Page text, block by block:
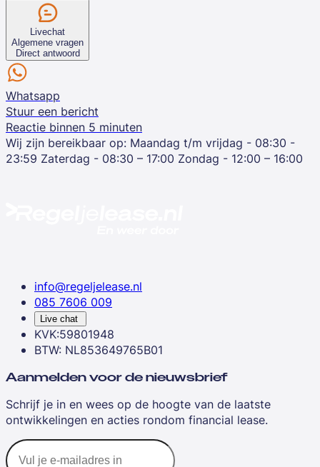
Livechat
Algemene vragen
Direct antwoord
Whatsapp
Stuur een bericht
Reactie binnen 5 minuten
Wij zijn bereikbaar op: Maandag t/m vrijdag - 08:30 -
23:59 Zaterdag - 08:30 – 17:00 Zondag - 12:00 – 16:00
info@regeljelease.nl
085 7606 009
Live chat
KVK:59801948
BTW: NL853649765B01
Aanmelden voor de nieuwsbrief
Schrijf je in en wees op de hoogte van de laatste
ontwikkelingen en acties rondom financial lease.